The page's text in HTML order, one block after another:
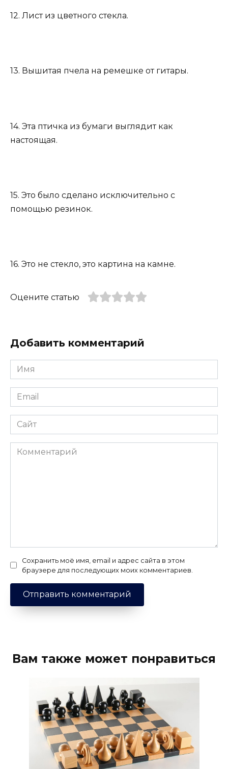
12. Лист из цветного стекла.
13. Вышитая пчела на ремешке от гитары.
14. Эта птичка из бумаги выглядит как
настоящая.
15. Это было сделано исключительно с
помощью резинок.
16. Это не стекло, это картина на камне.
Оцените статью
Добавить комментарий
Имя
*
Email
*
Сайт
Комментарий
Сохранить моё имя, email и адрес сайта в этом
браузере для последующих моих комментариев.
Вам также может понравиться